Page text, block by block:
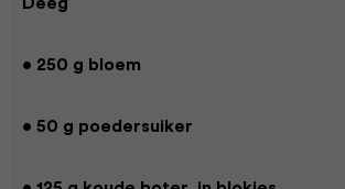
• 250 g bloem
• 50 g poedersuiker